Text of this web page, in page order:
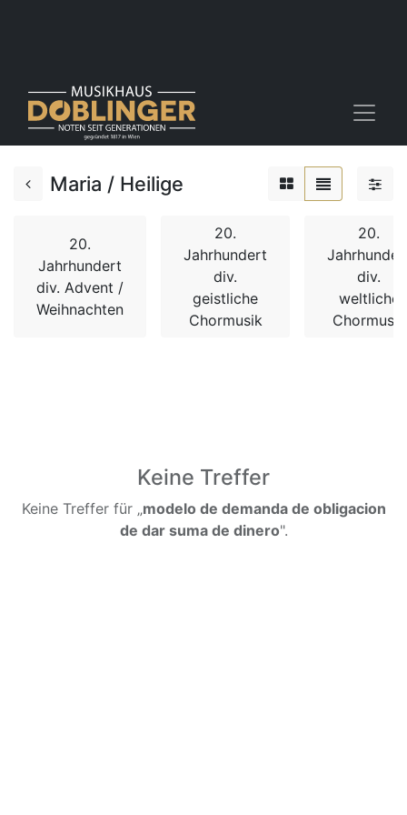
Maria / Heilige
20.
Jahrhundert
div. Advent /
Weihnachten
20.
Jahrhundert
div.
geistliche
Chormusik
20.
div.
weltliche
Chormusik
Keine Treffer
Keine Treffer für „modelo de demanda de obligacion
de dar suma de dinero".